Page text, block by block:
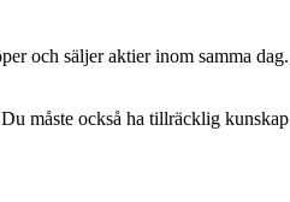
och säljer aktier inom samma
måste också ha tillräcklig